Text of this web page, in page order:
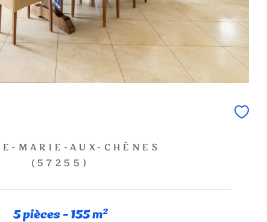
MARIE-AUX-CHÊNES
(57255)
5 pièces - 155 m²